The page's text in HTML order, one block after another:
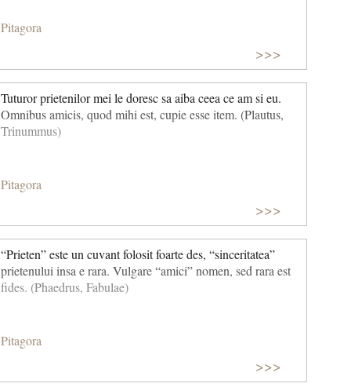
Pitagora
>>>
Tuturor prietenilor mei le doresc sa aiba ceea ce am si eu.
Omnibus amicis, quod mihi est, cupie esse item. (Plautus,
Trinummus)
Pitagora
>>>
“Prieten” este un cuvant folosit foarte des, “sinceritatea”
prietenului insa e rara. Vulgare “amici” nomen, sed rara est
fides. (Phaedrus, Fabulae)
Pitagora
>>>